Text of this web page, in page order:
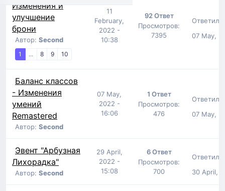
Изменения и
улучшение
брони
Автор: Second
1 ... 8 9 10
11
February,
2022 -
10:38
92 Ответ
Просмотров:
7395
Ответил:
07 May,
Баланс классов
- Изменения
умений
Remastered
Автор: Second
07 May,
2022 -
16:06
1 Ответ
Просмотров:
476
Ответил:
07 May,
Эвент "Арбузная
Лихорадка"
Автор: Second
29 April,
2022 -
15:08
6 Ответ
Просмотров:
700
Ответил:
30 April,